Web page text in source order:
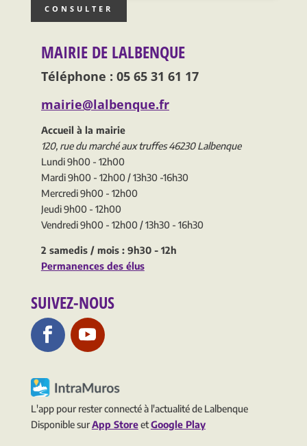
CONSULTER
MAIRIE DE LALBENQUE
Téléphone : 05 65 31 61 17
mairie@lalbenque.fr
Accueil à la mairie
120, rue du marché aux truffes 46230 Lalbenque
Lundi 9h00 - 12h00
Mardi 9h00 - 12h00 / 13h30 -16h30
Mercredi 9h00 - 12h00
Jeudi 9h00 - 12h00
Vendredi 9h00 - 12h00 / 13h30 - 16h30
2 samedis / mois : 9h30 - 12h
Permanences des élus
SUIVEZ-NOUS
L'app pour rester connecté à l'actualité de Lalbenque
Disponible surApp StoreetGoogle Play